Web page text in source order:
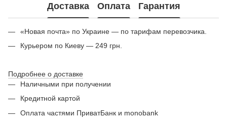
Доставка Оплата Гарантия
«Новая почта» по Украине — по тарифам перевозчика.
Курьером по Киеву — 249 грн.
Подробнее о доставке
Наличными при получении
Кредитной картой
Оплата частями ПриватБанк и monobank